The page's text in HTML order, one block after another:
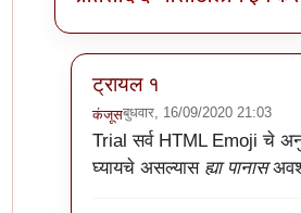
ट्रायल १
कंजूसबुधवार, 16/09/2020 21:03
In reply toअरेच्चा!by डॅनी
Trialसर्व HTML Emoji चे
घ्यायचे असल्यास ह्या पानास